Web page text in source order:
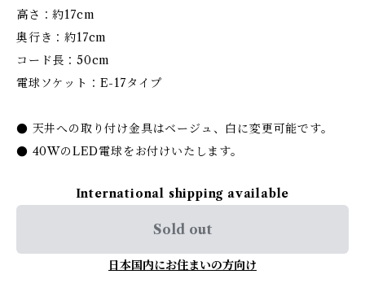
高さ：約17cm
奥行き：約17cm
コード長：50cm
電球ソケット：E-17タイプ
● 天井への取り付け金具はベージュ、白に変更可能です。
● 40WのLED電球をお付けいたします。
International shipping available
Sold out
日本国内にお住まいの方向け